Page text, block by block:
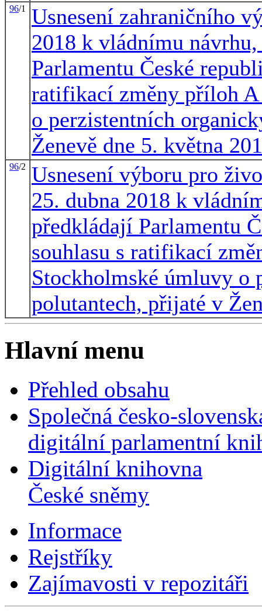
96/1
Usnesení zahraničního
2018 k vládnímu
Parlamentu České
ratifikací změny příloh
o perzistentních
Ženevě dne 5. května
96/2
Usnesení výboru pro
25. dubna 2018 k
předkládají Parlamentu
souhlasu s ratifikací
Stockholmské úmluvy o
polutantech, přijaté v
Hlavní menu
Přehled obsahu
Společná česko-
digitální parlamentní
Digitální knihovna
České sněmy
Informace
Rejstříky
Zajímavosti v repozitáři